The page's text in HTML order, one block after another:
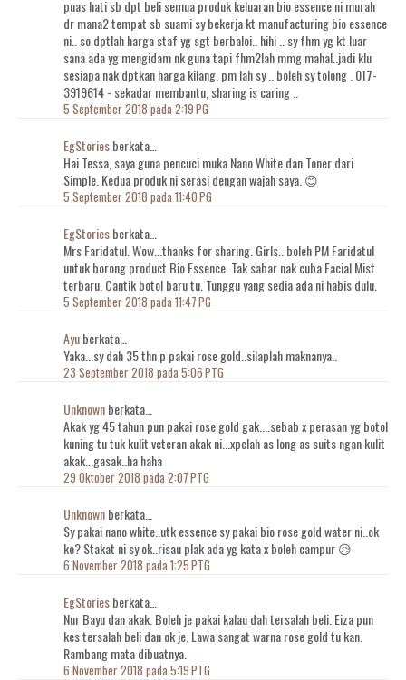
puas hati sb dpt beli semua produk keluaran bio essence ni murah
dr mana2 tempat sb suami sy bekerja kt manufacturing bio essence
ni.. so dptlah harga staf yg sgt berbaloi.. hihi .. sy fhm yg kt luar
sana ada yg mengidam nk guna tapi fhm2lah mmg mahal..jadi klu
sesiapa nak dptkan harga kilang, pm lah sy .. boleh sy tolong . 017-
3919614 - sekadar membantu, sharing is caring ..
5 September 2018 pada 2:19 PG
EgStoriesberkata…
Hai Tessa, saya guna pencuci muka Nano White dan Toner dari
Simple. Kedua produk ni serasi dengan wajah saya. 😊
5 September 2018 pada 11:40 PG
EgStoriesberkata…
Mrs Faridatul. Wow...thanks for sharing. Girls.. boleh PM Faridatul
untuk borong product Bio Essence. Tak sabar nak cuba Facial Mist
terbaru. Cantik botol baru tu. Tunggu yang sedia ada ni habis dulu.
5 September 2018 pada 11:47 PG
Ayuberkata…
Yaka...sy dah 35 thn p pakai rose gold..silaplah maknanya..
23 September 2018 pada 5:06 PTG
Unknownberkata…
Akak yg 45 tahun pun pakai rose gold gak....sebab x perasan yg botol
kuning tu tuk kulit veteran akak ni...xpelah as long as suits ngan kulit
akak...gasak..ha haha
29 Oktober 2018 pada 2:07 PTG
Unknownberkata…
Sy pakai nano white..utk essence sy pakai bio rose gold water ni..ok
ke? Stakat ni sy ok..risau plak ada yg kata x boleh campur 😥
6 November 2018 pada 1:25 PTG
EgStoriesberkata…
Nur Bayu dan akak. Boleh je pakai kalau dah tersalah beli. Eiza pun
kes tersalah beli dan ok je. Lawa sangat warna rose gold tu kan.
Rambang mata dibuatnya.
6 November 2018 pada 5:19 PTG